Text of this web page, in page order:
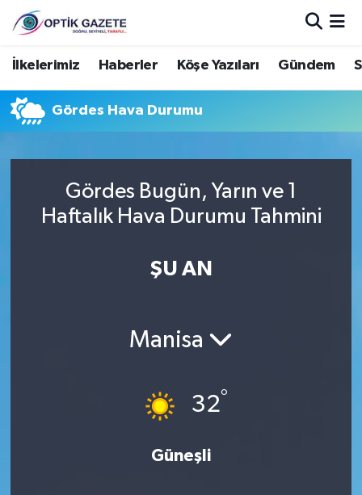
İlkelerimiz Haberler Köşe Yazıları Gündem
Gördes Hava Durumu
Gördes Bugün, Yarın ve 1
Haftalık Hava Durumu Tahmini
ŞU AN
Manisa
32°
Güneşli
Nöbetçi Eczaneler
Hava Durumu
Trafik Durumu
Süper Lig Puan Durumu ve Fikstür